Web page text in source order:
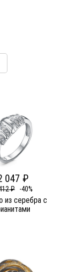
047 ₽
₽ -40%
из серебра c